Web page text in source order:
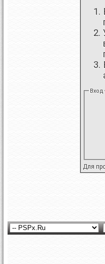
Вход
Для